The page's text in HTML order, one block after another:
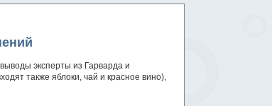
эксперты из Гарварда и
также яблоки, чай и красное вино),